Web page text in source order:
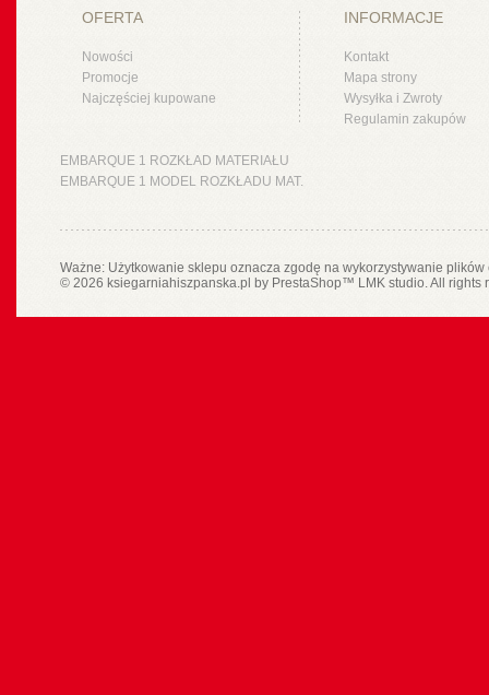
OFERTA
Nowości
Promocje
Najczęściej kupowane
INFORMACJE
Kontakt
Mapa strony
Wysyłka i Zwroty
Regulamin zakupów
EMBARQUE 1 ROZKŁAD MATERIAŁU
EMBARQUE 1 MODEL ROZKŁADU MAT.
Ważne: Użytkowanie sklepu oznacza zgodę na wykorzystywanie
© 2026 ksiegarniahiszpanska.pl by PrestaShop™ LMK studio. All rights